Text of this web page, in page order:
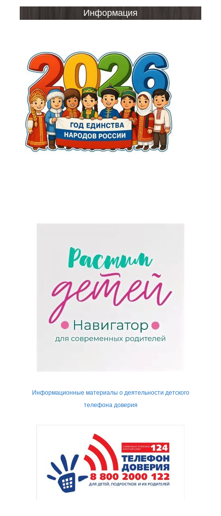
Информация
Информационные материалы о деятельности детского
телефона доверия